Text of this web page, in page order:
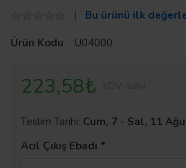
Bu ürünü ilk
Ürün Kodu
U04000
223,58₺
Teslim Tarihi: Cum, 7 - Sal, 11 Ağu
Acil Çıkış Ebadı